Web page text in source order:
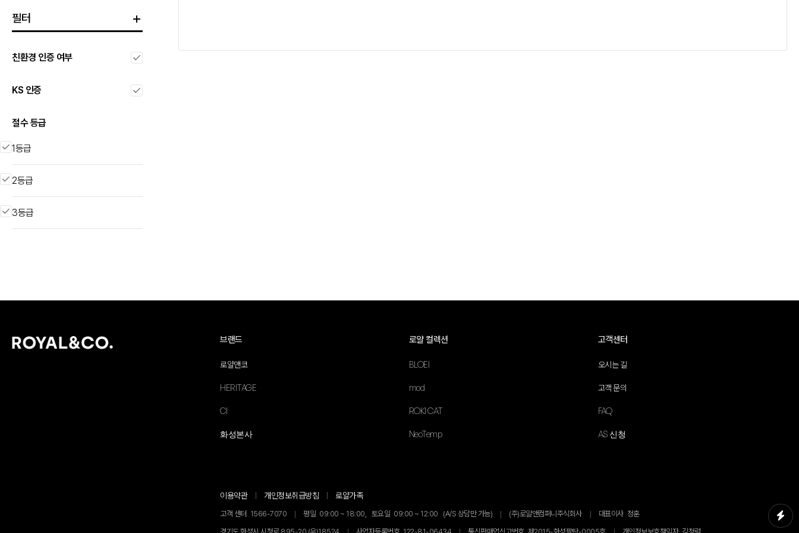
필터
친환경 인증 여부
KS 인증
절수 등급
1등급
2등급
3등급
브랜드
로얄앤코
HERITAGE
CI
화성본사
로얄 컬렉션
BLOEI
mod
ROKI CAT
NeoTemp
고객센터
오시는 길
고객 문의
FAQ
AS 신청
이용약관 개인정보취급방침 로얄가족
고객 센터 1566-7070 평일 09:00 ~ 18:00, 토요일 09:00 ~ 12:00 (A/S 상담만 가능) (주)로얄앤컴퍼니주식회사 대표이사 정훈